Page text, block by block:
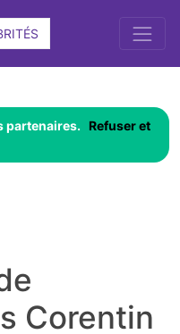
partenaires. Refuser et
Corentin